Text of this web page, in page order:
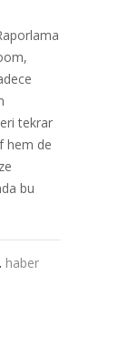
tekrar
hem de
bu
haber